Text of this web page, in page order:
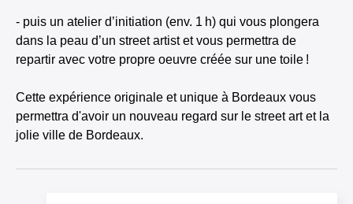
- puis un atelier d’initiation (env. 1 h) qui vous plongera
dans la peau d’un street artist et vous permettra de
repartir avec votre propre oeuvre créée sur une toile !
Cette expérience originale et unique à Bordeaux vous
permettra d'avoir un nouveau regard sur le street art et la
jolie ville de Bordeaux.